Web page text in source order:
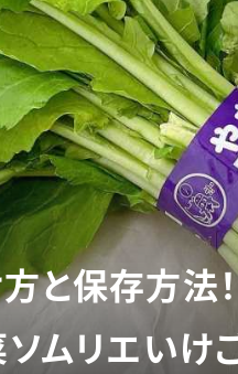
と保存方法
ムリエいけ